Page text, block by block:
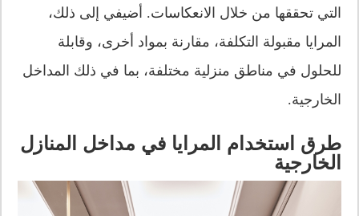
التي تحققها من خلال الانعكاسات. أضيفي إلى ذلك،
المرايا مقبولة التكلفة، مقارنة بمواد أخرى، وقابلة
للحلول في مناطق منزلية مختلفة، بما في ذلك المداخل
الخارجية.
طرق استخدام المرايا في مداخل المنازل
الخارجية